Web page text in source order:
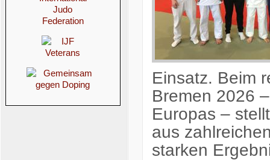
Einsatz. Beim
Bremen 2026
Europas –
aus
starken